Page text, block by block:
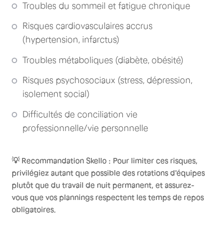
Troubles du sommeil et fatigue chronique
Risques cardiovasculaires accrus
(hypertension, infarctus)
Troubles métaboliques (diabète, obésité)
Risques psychosociaux (stress, dépression,
isolement social)
Difficultés de conciliation vie
professionnelle/vie personnelle
💡 Recommandation Skello : Pour limiter ces risques,
privilégiez autant que possible des rotations d'équipes
plutôt que du travail de nuit permanent, et assurez-
vous que vos plannings respectent les temps de repos
obligatoires.